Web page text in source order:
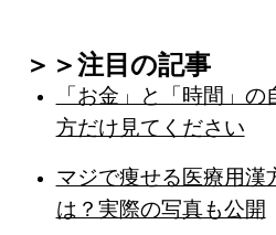
＞＞注目の記事
「お金」と「時間」
方だけ見てください
マジで痩せる医療用漢
は？実際の写真も公開